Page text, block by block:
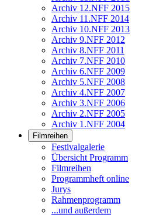
Archiv 12.NFF 2015
Archiv 11.NFF 2014
Archiv 10.NFF 2013
Archiv 9.NFF 2012
Archiv 8.NFF 2011
Archiv 7.NFF 2010
Archiv 6.NFF 2009
Archiv 5.NFF 2008
Archiv 4.NFF 2007
Archiv 3.NFF 2006
Archiv 2.NFF 2005
Archiv 1.NFF 2004
Filmreihen
Festivalgalerie
Übersicht Programm
Filmreihen
Programmheft online
Jurys
Rahmenprogramm
...und außerdem